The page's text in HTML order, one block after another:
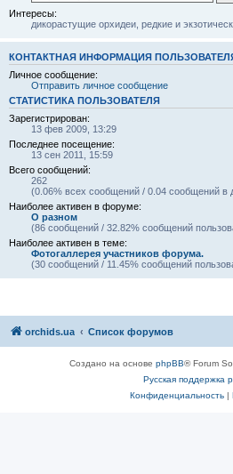
Интересы:
дикорастущие орхидеи, редкие и
КОНТАКТНАЯ ИНФОРМАЦИЯ
Личное сообщение:
Отправить личное сообщение
СТАТИСТИКА ПОЛЬЗОВАТЕЛЯ
Зарегистрирован:
13 фев 2009, 13:29
Последнее посещение:
13 сен 2011, 15:59
Всего сообщений:
262
(0.06% всех сообщений / 0.04 сообщений в
Наиболее активен в форуме:
О разном
(86 сообщений / 32.82% сообщений
Наиболее активен в теме:
Фотогаллерея участников форума.
(30 сообщений / 11.45% сообщений
orchids.ua Список форумов
Создано на основе phpBB® Forum
Русская поддержка
Конфиденциальность|